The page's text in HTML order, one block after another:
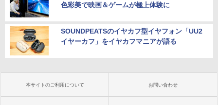
色彩美で映画＆ゲームが極上体験に
SOUNDPEATSのイヤカフ型イヤフォン「UU2
イヤーカフ」をイヤカフマニアが語る
本サイトのご利用について お問い合わせ